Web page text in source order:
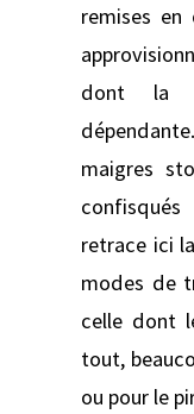
remises en
dont la
maigres
confisqués
retrace ici
modes de
celle dont
tout,
ou pour le